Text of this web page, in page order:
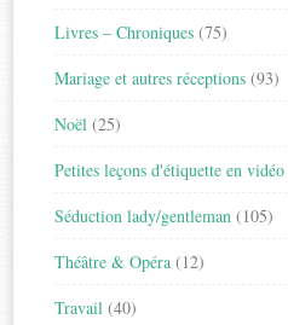
Livres – Chroniques (75)
Mariage et autres réceptions (93)
Noël (25)
Petites leçons d'étiquette en vidéo
Séduction lady/gentleman (105)
Théâtre & Opéra (12)
Travail (40)